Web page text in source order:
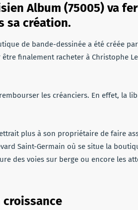
Album (75005) va
sa création.
de bande-dessinée a été créée
finalement racheter à Christophe Le
les créanciers. En effet, la
plus à son propriétaire de faire
Saint-Germain où se situe la
des voies sur berge ou encore les
croissance